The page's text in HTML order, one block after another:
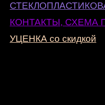
КОНТАКТЫ, СХЕМА
УЦЕНКА со скидкой